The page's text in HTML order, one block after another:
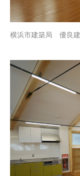
横浜市建築局 優良